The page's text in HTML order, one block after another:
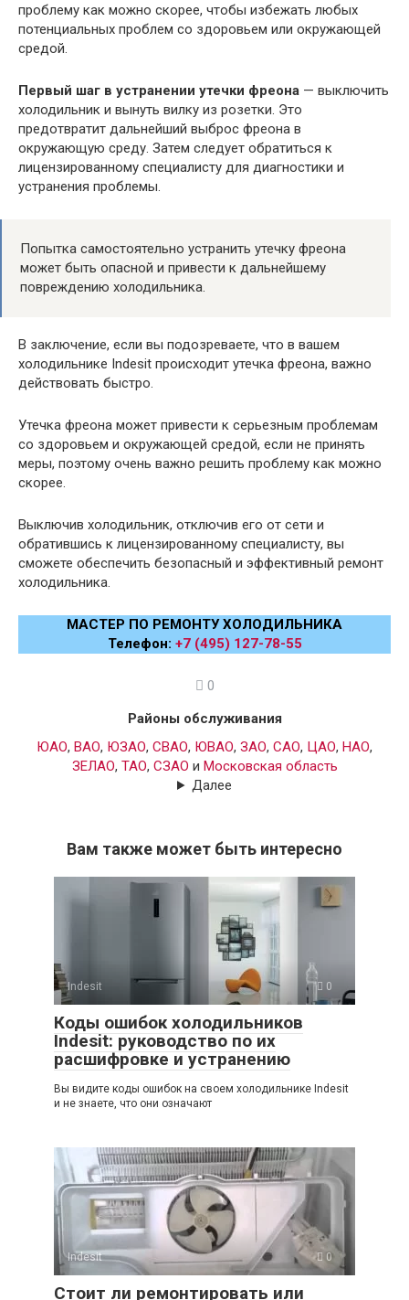
проблему как можно скорее, чтобы избежать любых
потенциальных проблем со здоровьем или окружающей
средой.
Первый шаг в устранении утечки фреона — выключить
холодильник и вынуть вилку из розетки. Это
предотвратит дальнейший выброс фреона в
окружающую среду. Затем следует обратиться к
лицензированному специалисту для диагностики и
устранения проблемы.
Попытка самостоятельно устранить утечку фреона
может быть опасной и привести к дальнейшему
повреждению холодильника.
В заключение, если вы подозреваете, что в вашем
холодильнике Indesit происходит утечка фреона, важно
действовать быстро.
Утечка фреона может привести к серьезным проблемам
со здоровьем и окружающей средой, если не принять
меры, поэтому очень важно решить проблему как можно
скорее.
Выключив холодильник, отключив его от сети и
обратившись к лицензированному специалисту, вы
сможете обеспечить безопасный и эффективный ремонт
холодильника.
МАСТЕР ПО РЕМОНТУ ХОЛОДИЛЬНИКА
Телефон: +7 (495) 127-78-55
0
Районы обслуживания
ЮАО, ВАО, ЮЗАО, СВАО, ЮВАО, ЗАО, САО, ЦАО, НАО,
ЗЕЛАО, ТАО, СЗАО и Московская область
Далее
Вам также может быть интересно
Indesit 0
Коды ошибок холодильников
Indesit: руководство по их
расшифровке и устранению
Вы видите коды ошибок на своем холодильнике Indesit
и не знаете, что они означают
Indesit 0
Стоит ли ремонтировать или